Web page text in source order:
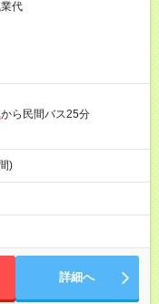
代
から民間バス25分
)
詳細へ